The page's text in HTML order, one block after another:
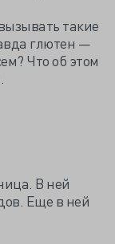
такие
глютен —
Что об этом
В ней
Еще в ней